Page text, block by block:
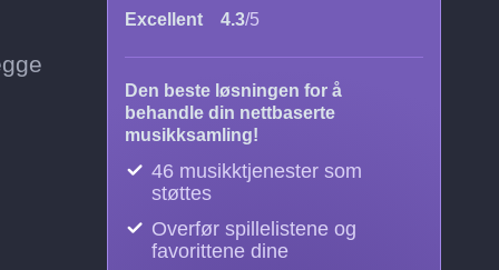
Excellent 4.3/5
Den beste løsningen for å
behandle din nettbaserte
musikksamling!
46 musikktjenester som
støttes
Overfør spillelistene og
favorittene dine